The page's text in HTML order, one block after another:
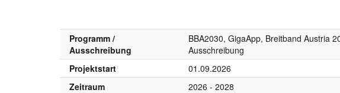
Programm /
Ausschreibung
BBA2030, GigaApp, Breitband Austria
Ausschreibung
Projektstart 01.09.2026
Zeitraum
2026 - 2028